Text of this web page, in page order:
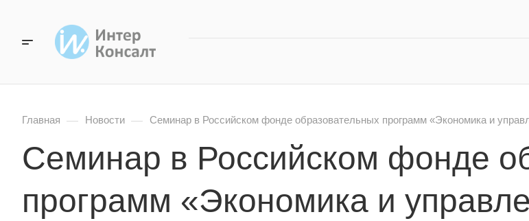
Главная — Новости — Семинар в Российском фонде образовательных программ «Экономика и
Семинар в Российском фонде
программ «Экономика и